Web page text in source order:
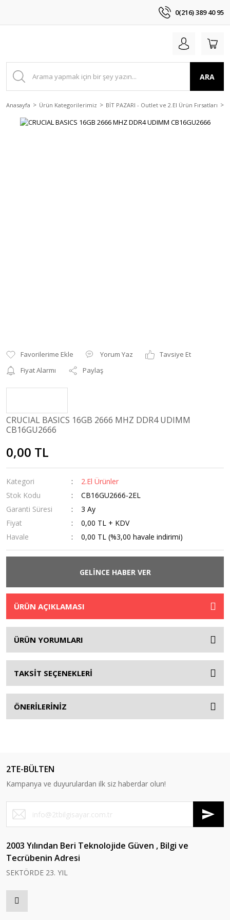
0(216) 389 40 95
ARA
Anasayfa Ürün Kategorilerimiz BİT PAZARI - Outlet ve 2.El Ürün Fırsatları
Yorum Yaz
Tavsiye Et
Fiyat Alarmı
Paylaş
CRUCIAL BASICS 16GB 2666 MHZ DDR4 UDIMM
CB16GU2666
0,00 TL
Kategori
2.El Ürünler
Stok Kodu
CB16GU2666-2EL
Garanti Süresi
3 Ay
Fiyat
0,00 TL + KDV
Havale
0,00 TL (%3,00 havale indirimi)
GELİNCE HABER VER
ÜRÜN AÇIKLAMASI
ÜRÜN YORUMLARI
TAKSİT SEÇENEKLERİ
ÖNERİLERİNİZ
2TE-BÜLTEN
Kampanya ve duyurulardan ilk siz haberdar olun!
2003 Yılından Beri Teknolojide Güven , Bilgi ve
Tecrübenin Adresi
SEKTÖRDE 23. YIL